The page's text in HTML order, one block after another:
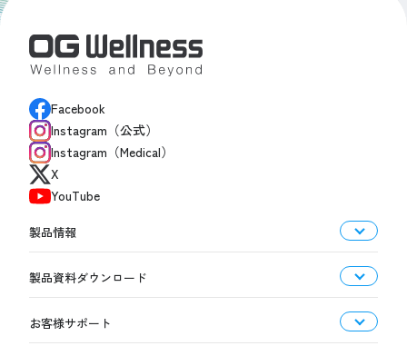
Facebook
Instagram（公式）
Instagram（Medical）
X
YouTube
製品情報
製品資料ダウンロード
お客様サポート